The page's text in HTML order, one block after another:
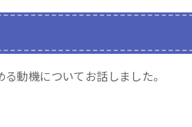
動機についてお話しました。